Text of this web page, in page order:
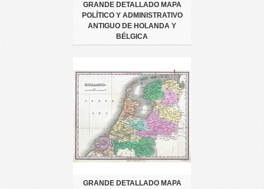
GRANDE DETALLADO MAPA
POLÍTICO Y ADMINISTRATIVO
ANTIGUO DE HOLANDA Y
BÉLGICA
GRANDE DETALLADO MAPA